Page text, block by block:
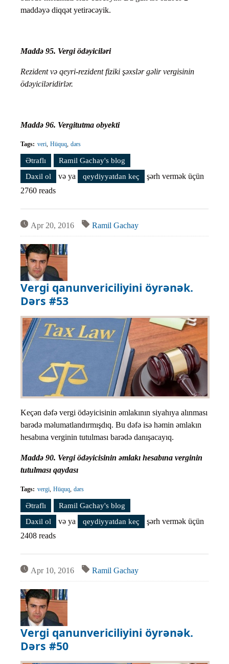
maddəyə diqqət yetirəcəyik.
Maddə 95. Vergi ödəyiciləri
Rezident və qeyri-rezident fiziki şəxslər gəlir vergisinin
ödəyiciləridirlər.
Maddə 96. Vergitutma obyekti
Tags: veri Hüquq dərs
Ətraflı Vergi qanunvericiliyini öyrənək. Dərs #54 (Fiziki
şəxslərin gəlir vergisi) haqqında
Ramil Gachay's blog
Daxil ol
və ya qeydiyyatdan keç
şərh vermək üçün
2760 reads
Apr 20, 2016 Ramil Gachay
Vergi qanunvericiliyini öyrənək.
Dərs #53
Keçən dəfə vergi ödəyicisinin əmlakının siyahıya alınması
barədə məlumatlandırmışdıq. Bu dəfə isə həmin əmlakın
hesabına verginin tutulması barədə danışacayıq.
Maddə 90. Vergi ödəyicisinin əmlakı hesabına verginin
tutulması qaydası
Tags: vergi Hüquq dərs
Ətraflı Vergi qanunvericiliyini öyrənək. Dərs #53 haqqında
Ramil Gachay's blog
Daxil ol
və ya qeydiyyatdan keç
şərh vermək üçün
2408 reads
Apr 10, 2016 Ramil Gachay
Vergi qanunvericiliyini öyrənək.
Dərs #50